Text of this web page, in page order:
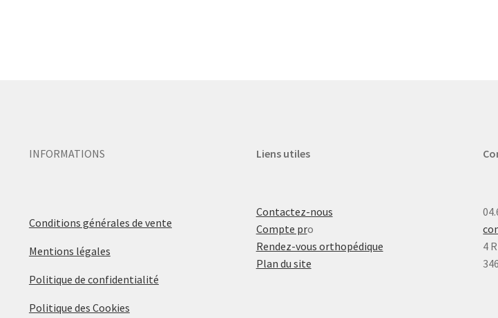
INFORMATIONS
Conditions générales de vente
Mentions légales
Politique de confidentialité
Politique des Cookies
Liens utiles
Contactez-nous
Compte pro
Rendez-vous orthopédique
Plan du site
4